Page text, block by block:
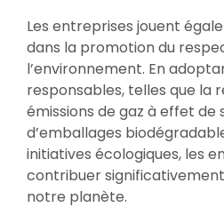
Les entreprises jouent
dans la promotion du
l’environnement. En
responsables, telles que la
émissions de gaz à effet de
d’emballages
initiatives écologiques, les
contribuer
notre planète.